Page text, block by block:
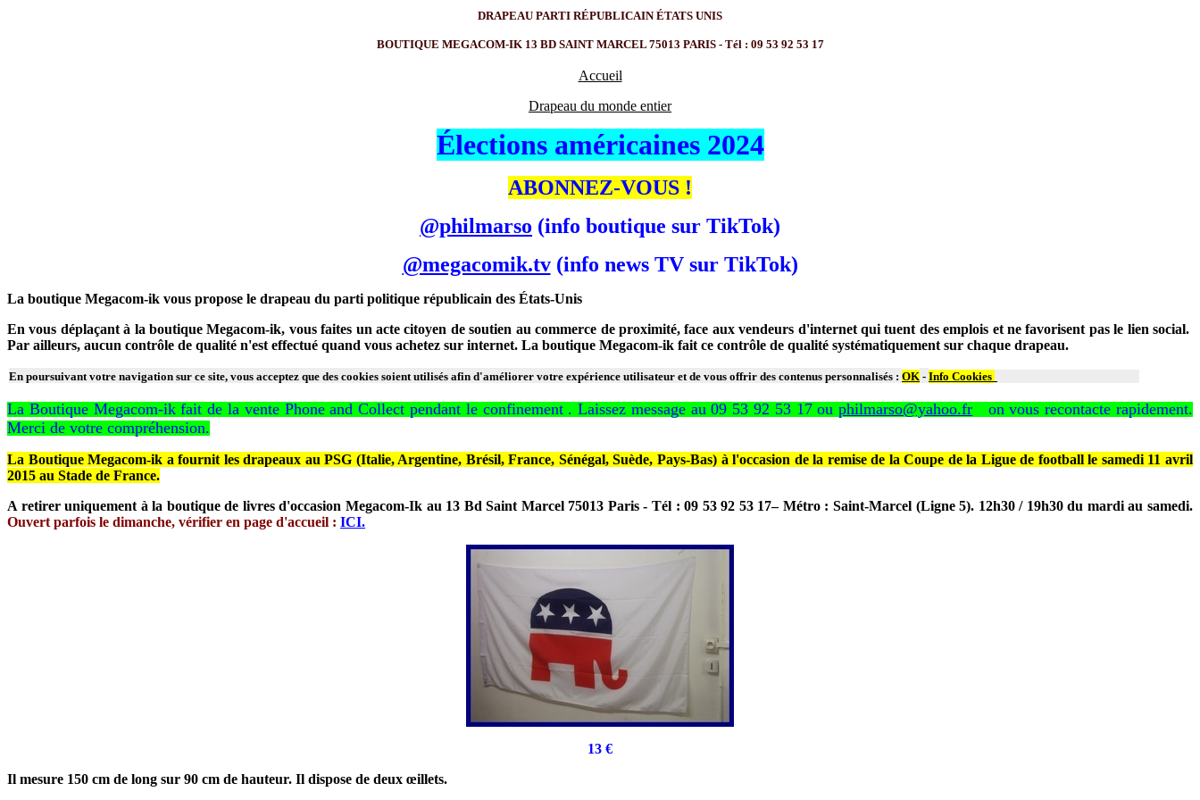
DRAPEAU PARTI RÉPUBLICAIN ÉTATS UNIS
BOUTIQUE MEGACOM-IK 13 BD SAINT MARCEL 75013 PARIS - Tél : 09 53 92 53 17
Accueil
Drapeau du monde entier
Élections américaines 2024
ABONNEZ-VOUS !
@philmarso (info boutique sur TikTok)
@megacomik.tv(info news TV sur TikTok)
La boutique Megacom-ik vous propose le drapeau du parti politique républicain des États-Unis
En vous déplaçant à la boutique Megacom-ik, vous faites un acte citoyen de soutien au commerce de proximité, face aux vendeurs d'internet qui tuent des emplois et ne favorisent pas le lien social.
Par ailleurs, aucun contrôle de qualité n'est effectué quand vous achetez sur internet. La boutique Megacom-ik fait ce contrôle de qualité systématiquement sur chaque drapeau.
En poursuivant votre navigation sur ce site, vous acceptez que des cookies soient utilisés afin d'améliorer votre expérience utilisateur et de vous offrir des contenus personnalisés : OK - Info Cookies
La Boutique Megacom-ik fait de la vente Phone and Collect pendant le confinement . Laissez message au 09 53 92 53 17 ouphilmarso@yahoo.fr on vous recontacte rapidement.
Merci de votre compréhension.
La Boutique Megacom-ik a fournit les drapeaux au PSG (Italie, Argentine, Brésil, France, Sénégal, Suède, Pays-Bas) à l'occasion de la remise de la Coupe de la Ligue de football le samedi 11 avril
2015 au Stade de France.
A retirer uniquement à la boutique de livres d'occasion Megacom-Ik au 13 Bd Saint Marcel 75013 Paris - Tél : 09 53 92 53 17– Métro : Saint-Marcel (Ligne 5). 12h30 / 19h30 du mardi au samedi.
Ouvert parfois le dimanche, vérifier en page d'accueil : ICI.
13 €
Il mesure 150 cm de long sur 90 cm de hauteur. Il dispose de deux œillets.